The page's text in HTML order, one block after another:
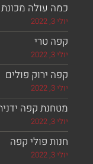
עולה מכונת אספרסו
ירוק פולים
קפה ידנית מומלצת
פולי קפה